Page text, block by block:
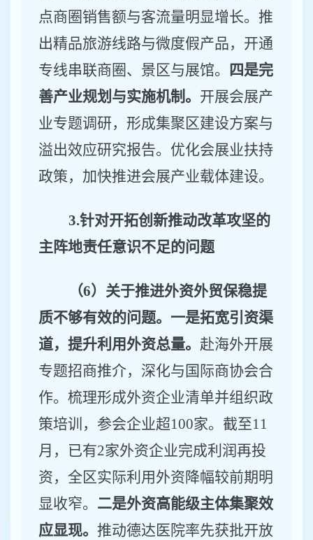
点商圈销售额与客流量明显增长。推
出精品旅游线路与微度假产品，开通
专线串联商圈、景区与展馆。
四是完
善产业规划与实施机制。 开展会展产
业专题调研，形成集聚区建设方案与
溢出效应研究报告。优化会展业扶持
政策，加快推进会展产业载体建设。
3.针对开拓创新推动改革攻坚的
主阵地责任意识不足的问题
（6）关于推进外资外贸保稳提
质不够有效的问题。一是拓宽引资渠
道，提升利用外资总量。 赴海外开展
专题招商推介，深化与国际商协会合
作。梳理形成外资企业清单并组织政
策培训，参会企业超100家。截至11
月， 已有2家外资企业完成利润再投
资，全区实际利用外资降幅较前期明
显收窄。 二是外资高能级主体集聚效
应显现。 推动德达医院率先获批开放